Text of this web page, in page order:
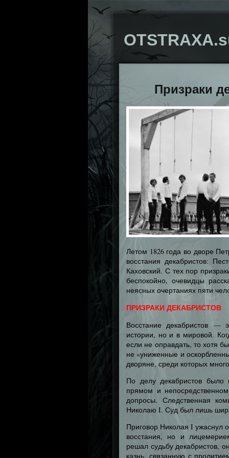
Призраки
Летом 1826 года во дворе
восстания декабристов:
Каховский. С тех пор
беспокойно, очевидцы
неясных очертаниях пяти
ПРИЗРАКИ ДЕКАБРИСТОВ
Восстание декабристов —
истории, но и в мировой.
если не оправдать, то хотя
не «униженные и
дворяне, среди которых
По делу декабристов было
прямом и
допросы. Следственная
Николаю I. Суд был лишь
Приговор Николая I ужаснул
восстания, но и
решал судьбу декабристов,
казнь, связанную с